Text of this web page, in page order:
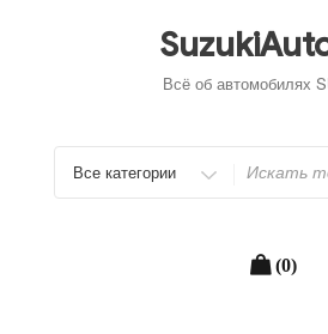
Всё об автомобилях
Искать
(0)